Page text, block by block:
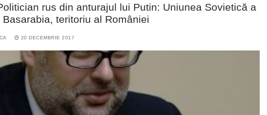
rus din anturajul lui Putin: Uniunea Sovietică a
Basarabia, teritoriu al României
20 DECEMBRIE 2017